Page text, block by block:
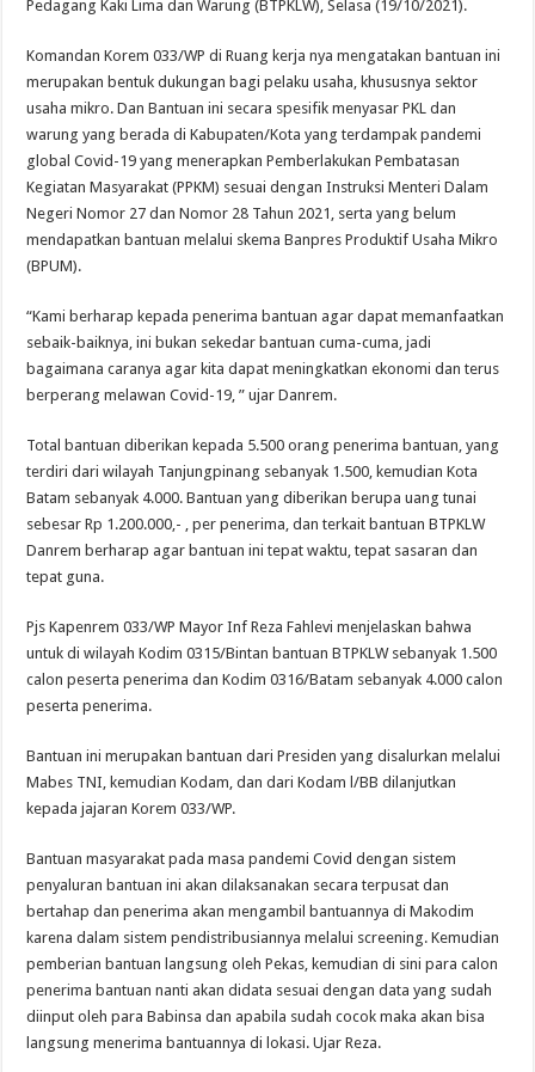
Pedagang Kaki Lima dan Warung (BTPKLW), Selasa (19/10/2021).
Komandan Korem 033/WP di Ruang kerja nya mengatakan bantuan ini
merupakan bentuk dukungan bagi pelaku usaha, khususnya sektor
usaha mikro. Dan Bantuan ini secara spesifik menyasar PKL dan
warung yang berada di Kabupaten/Kota yang terdampak pandemi
global Covid-19 yang menerapkan Pemberlakukan Pembatasan
Kegiatan Masyarakat (PPKM) sesuai dengan Instruksi Menteri Dalam
Negeri Nomor 27 dan Nomor 28 Tahun 2021, serta yang belum
mendapatkan bantuan melalui skema Banpres Produktif Usaha Mikro
(BPUM).
“Kami berharap kepada penerima bantuan agar dapat memanfaatkan
sebaik-baiknya, ini bukan sekedar bantuan cuma-cuma, jadi
bagaimana caranya agar kita dapat meningkatkan ekonomi dan terus
berperang melawan Covid-19, ” ujar Danrem.
Total bantuan diberikan kepada 5.500 orang penerima bantuan, yang
terdiri dari wilayah Tanjungpinang sebanyak 1.500, kemudian Kota
Batam sebanyak 4.000. Bantuan yang diberikan berupa uang tunai
sebesar Rp 1.200.000,- , per penerima, dan terkait bantuan BTPKLW
Danrem berharap agar bantuan ini tepat waktu, tepat sasaran dan
tepat guna.
Pjs Kapenrem 033/WP Mayor Inf Reza Fahlevi menjelaskan bahwa
untuk di wilayah Kodim 0315/Bintan bantuan BTPKLW sebanyak 1.500
calon peserta penerima dan Kodim 0316/Batam sebanyak 4.000 calon
peserta penerima.
Bantuan ini merupakan bantuan dari Presiden yang disalurkan melalui
Mabes TNI, kemudian Kodam, dan dari Kodam l/BB dilanjutkan
kepada jajaran Korem 033/WP.
Bantuan masyarakat pada masa pandemi Covid dengan sistem
penyaluran bantuan ini akan dilaksanakan secara terpusat dan
bertahap dan penerima akan mengambil bantuannya di Makodim
karena dalam sistem pendistribusiannya melalui screening. Kemudian
pemberian bantuan langsung oleh Pekas, kemudian di sini para calon
penerima bantuan nanti akan didata sesuai dengan data yang sudah
diinput oleh para Babinsa dan apabila sudah cocok maka akan bisa
langsung menerima bantuannya di lokasi. Ujar Reza.